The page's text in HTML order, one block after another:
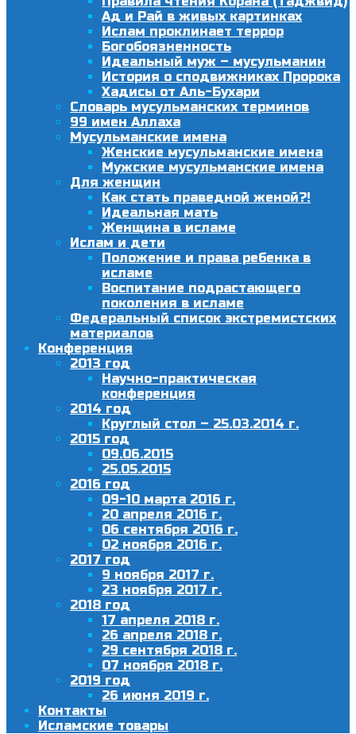
Ад и Рай в живых картинках
Ислам проклинает террор
Богобоязненность
Идеальный муж – мусульманин
История о сподвижниках Пророка
Хадисы от Аль-Бухари
Словарь мусульманских терминов
99 имен Аллаха
Мусульманские имена
Женские мусульманские имена
Мужские мусульманские имена
Для женщин
Как стать праведной женой?!
Идеальная мать
Женщина в исламе
Ислам и дети
Положение и права ребенка в
исламе
Воспитание подрастающего
поколения в исламе
Федеральный список экстремистских
материалов
Конференция
2013 год
Научно-практическая
конференция
2014 год
Круглый стол – 25.03.2014 г.
2015 год
09.06.2015
25.05.2015
2016 год
09-10 марта 2016 г.
20 апреля 2016 г.
06 сентября 2016 г.
02 ноября 2016 г.
2017 год
9 ноября 2017 г.
23 ноября 2017 г.
2018 год
17 апреля 2018 г.
26 апреля 2018 г.
29 сентября 2018 г.
07 ноября 2018 г.
2019 год
26 июня 2019 г.
Контакты
Исламские товары